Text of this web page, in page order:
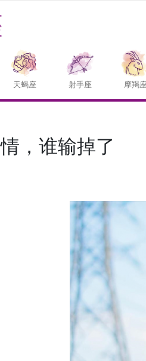
天蝎座 射手座 摩羯
，谁输掉了